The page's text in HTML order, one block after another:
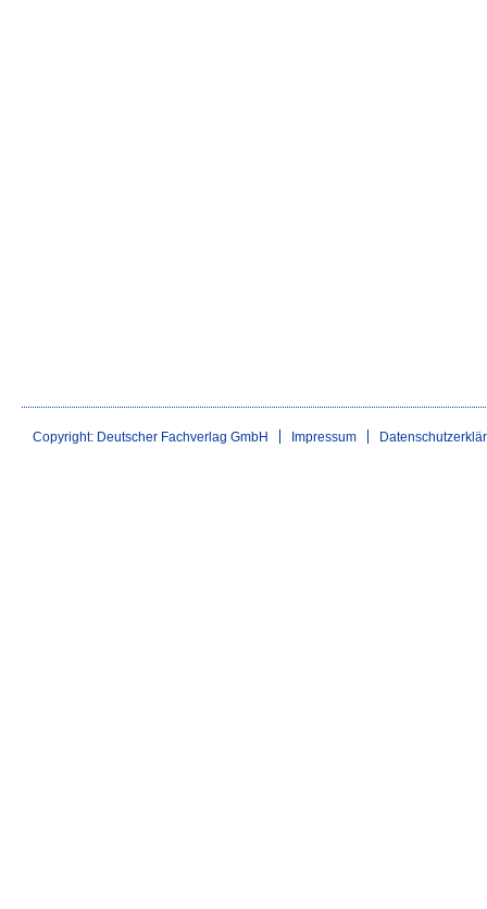
Copyright: Deutscher Fachverlag GmbH Impressum